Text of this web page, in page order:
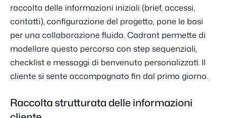
raccolta delle informazioni iniziali (brief, accessi,
contatti), configurazione del progetto, pone le basi
per una collaborazione fluida. Cadrant permette di
modellare questo percorso con step sequenziali,
checklist e messaggi di benvenuto personalizzati. Il
cliente si sente accompagnato fin dal primo giorno.
Raccolta strutturata delle informazioni